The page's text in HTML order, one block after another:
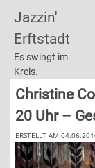
Jazzin'
Erftstadt
Es swingt im
Kreis.
Christine
20 Uhr –
ERSTELLT AM